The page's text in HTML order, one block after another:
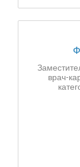
врач-